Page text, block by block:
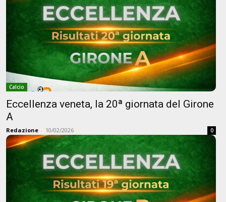
Calcio
Eccellenza veneta, la 20ª giornata del Girone
A
Redazione - 10/02/2026 0